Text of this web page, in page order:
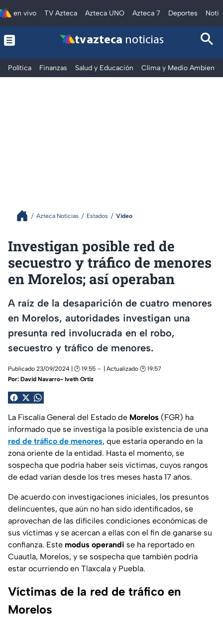
en vivo TV Azteca Azteca UNO Azteca 7 Deportes
tv azteca noticias
Política Finanzas Salud y Educación Clima y Medio Ambiente
Azteca Noticias Estados Video
Investigan posible red de
secuestro y tráfico de menores
en Morelos; así operaban
A raíz de la desaparición de cuatro menores
en Morelos, autoridades investigan una
presunta red involucrada en el robo,
secuestro y tráfico de menores.
Publicado 23/09/2024 | 🕑 19:55
| Actualizado 🕑 19:57
Por: David Navarro- Iveth Ortiz
La Fiscalía General del Estado de Morelos (FGR) ha
informado que se investiga la posible existencia de una
red de tráfico de menores, que estaría operando en la
zona oriente de la entidad. Hasta el momento, se
sospecha que podría haber seis víctimas, cuyos rangos
de edad varían desde los tres meses hasta 17 años.
De acuerdo con investigaciones iniciales, los presuntos
delincuentes, que aún no han sido identificados, se
aprovechan de las difíciles condiciones económicas de
sus víctimas y se acercan a ellas con el fin de ganarse su
confianza. Este modus operandi se ha reportado en
Cuautla, Morelos, y se sospecha que también podría
estar ocurriendo en Tlaxcala y Puebla.
Víctimas de la red de tráfico en
Morelos